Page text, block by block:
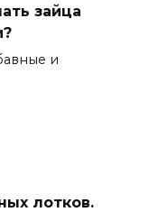
зайца
и
лотков.